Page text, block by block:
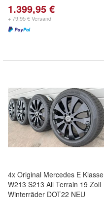
1.399,95 €
+ 79,95 € Versand
4x Original Mercedes E Klasse
W213 S213 All Terrain 19 Zoll
Winterräder DOT22 NEU